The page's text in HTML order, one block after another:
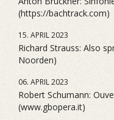
(https://bachtrack.com)
15. APRIL 2023
Richard Strauss: Also
Noorden)
06. APRIL 2023
Robert Schumann:
(www.gbopera.it)